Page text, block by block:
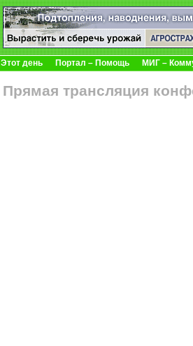
Этот день Портал – Помощь МИГ –
Прямая трансляция